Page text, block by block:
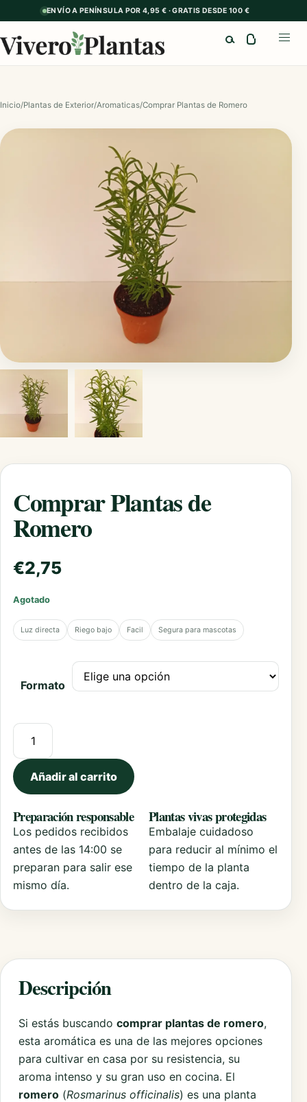
ENVÍO A PENÍNSULA POR 4,95 € · GRATIS DESDE 100 €
Inicio/Plantas de Exterior/Aromaticas/Comprar Plantas de Romero
Comprar Plantas de
Romero
€2,75
Agotado
Luz directa Riego bajo Facil Segura para mascotas
Formato
Comprar Plantas de Romero cantidad
Añadir al carrito
Preparación responsable
Los pedidos recibidos
antes de las 14:00 se
preparan para salir ese
mismo día.
Plantas vivas protegidas
Embalaje cuidadoso
para reducir al mínimo el
tiempo de la planta
dentro de la caja.
Descripción
Si estás buscando comprar plantas de romero,
esta aromática es una de las mejores opciones
para cultivar en casa por su resistencia, su
aroma intenso y su gran uso en cocina. El
romero (Rosmarinus officinalis) es una planta